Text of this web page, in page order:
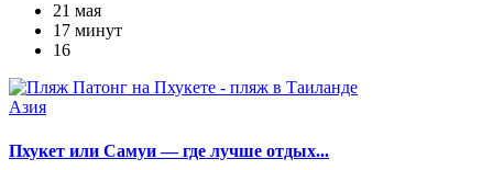
21 мая
17 минут
16
Азия
Пхукет или Самуи — где лучше отдых...